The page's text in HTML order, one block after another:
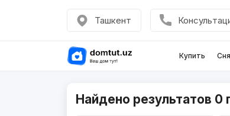
Ташкент
Купить
Найдено результатов 0